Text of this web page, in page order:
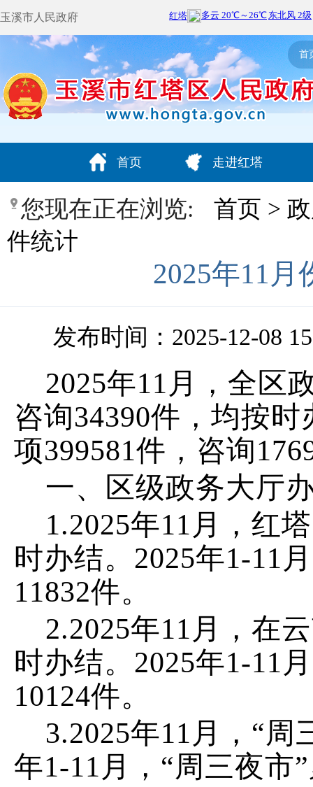
玉溪市人民政府
首
首页 走进红塔
您现在正在浏览: 首页 >
件统计
2025年11
发布时间：2025-12-08
2025年11 月， 全区
咨询34390件 ， 均按时
项399581件，咨询
一、
区级政务大厅
1.2025年11 月，红
时办结。 2025年1-11
11832件。
2.2025年11 月，在
时办结。 2025年1-11
10124件。
3.2025年11 月， “周
年1-11 月， “周三夜市